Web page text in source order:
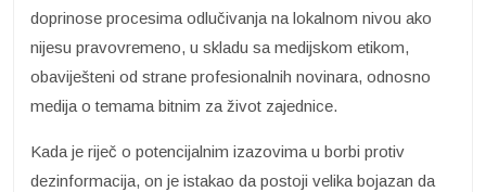
doprinose procesima odlučivanja na lokalnom nivou ako
nijesu pravovremeno, u skladu sa medijskom etikom,
obaviješteni od strane profesionalnih novinara, odnosno
medija o temama bitnim za život zajednice.
Kada je riječ o potencijalnim izazovima u borbi protiv
dezinformacija, on je istakao da postoji velika bojazan da